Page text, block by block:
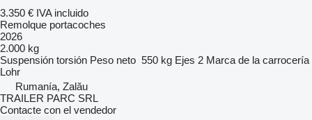
3.350 € IVA incluido
Remolque portacoches
2026
2.000 kg
Suspensión torsión Peso neto 550 kg Ejes 2 Marca de la carrocería
Lohr
Rumanía, Zalău
TRAILER PARC SRL
Contacte con el vendedor